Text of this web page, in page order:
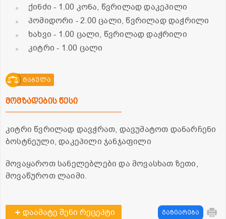
ქინძი- 1.00 კონა, წვრილად დაკეპილი
პომიდორი - 2.00 ცალი, წვრილად დაჭრილი
ხახვი- 1.00 ცალი, წვრილად დაჭრილი
კიტრი- 1.00 ცალი
ტაბულა
მომზადების წესი
კიტრი წვრილად დავჭრათ, დავუმატოთ დანარჩენი
ბოსტნეული, დაკეპილი ჯანჯაფილი
მოვაყაროთ სანელებლები და მოვასხათ ზეთი,
მოვაწუროთ ლაიმი.
დაამატე შენი რეცეპტი გაზიარება